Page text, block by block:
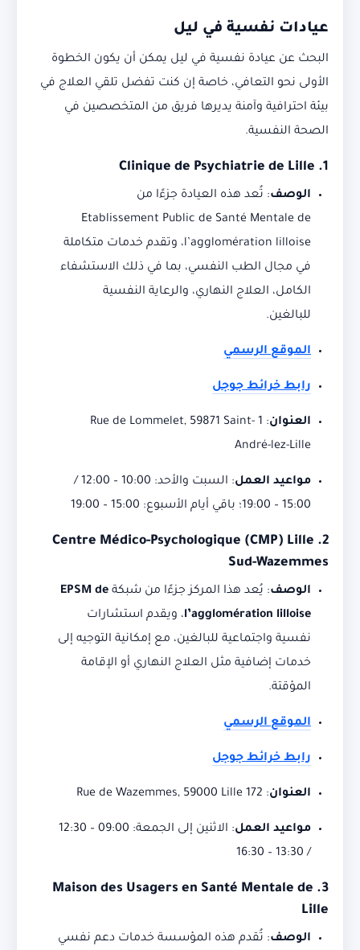
عيادات نفسية في ليل
البحث عن عيادة نفسية في ليل يمكن أن يكون الخطوة
الأولى نحو التعافي، خاصة إن كنت تفضل تلقي العلاج في
بيئة احترافية وآمنة يديرها فريق من المتخصصين في
الصحة النفسية.
1.
Clinique de Psychiatrie de Lille
الوصف: تُعد هذه العيادة جزءًا من
Etablissement Public de Santé Mentale de
l’agglomération lilloise، وتقدم خدمات متكاملة
في مجال الطب النفسي، بما في ذلك الاستشفاء
الكامل، العلاج النهاري، والرعاية النفسية
للبالغين.
الموقع الرسمي
رابط خرائط جوجل
العنوان:
1 Rue de Lommelet, 59871 Saint-
André-lez-Lille
مواعيد العمل:
السبت والأحد: 10:00 – 12:00 /
15:00 – 19:00؛ باقي أيام الأسبوع: 15:00 – 19:00
2.
Centre Médico-Psychologique (CMP) Lille
Sud-Wazemmes
الوصف: يُعد هذا المركز جزءًا من شبكة EPSM de
l’agglomération lilloise، ويقدم استشارات
نفسية واجتماعية للبالغين، مع إمكانية التوجيه إلى
خدمات إضافية مثل العلاج النهاري أو الإقامة
المؤقتة.
الموقع الرسمي
رابط خرائط جوجل
العنوان:
172 Rue de Wazemmes, 59000 Lille
مواعيد العمل:
الاثنين إلى الجمعة: 09:00 – 12:30
/ 13:30 – 16:30
3.
Maison des Usagers en Santé Mentale de
Lille
الوصف: تُقدم هذه المؤسسة خدمات دعم نفسي